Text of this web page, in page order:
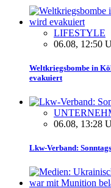
LIFESTYLE
06.08, 12:50
Weltkriegsbombe in
evakuiert
06.08, 13:28
Lkw-Verband: